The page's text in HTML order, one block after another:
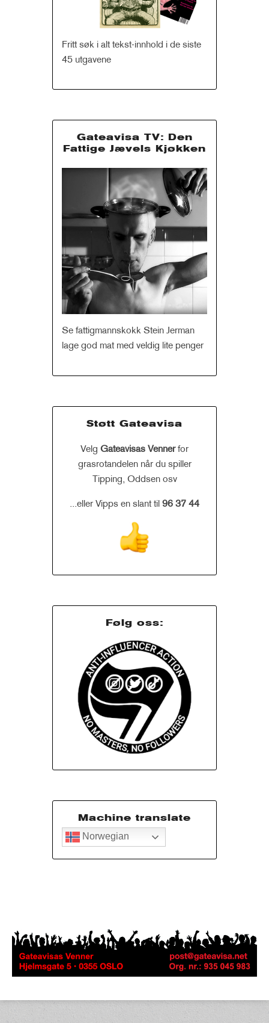
Fritt søk i alt tekst-innhold i de siste
45 utgavene
Gateavisa TV: Den
Fattige Jævels Kjøkken
Se fattigmannskokk Stein Jerman
lage god mat med veldig lite penger
Støtt Gateavisa
Velg Gateavisas Vennerfor
grasrotandelen når du spiller
Tipping, Oddsen osv
...eller Vipps en slant til 96 37 44
Følg oss:
Machine translate
Norwegian